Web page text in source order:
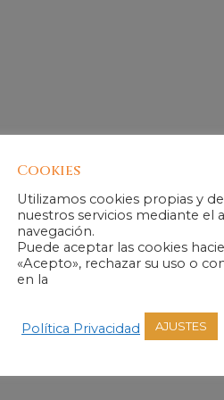
todos los que quieras.
para la realización del
los envolvimientos».
489939 para concertar tu cita.
9h a 21h con al menos 72 h
cupón en el plazo de 14 días
de la compra, aunque si
Cookies
Utilizamos cookies propias y
nuestros servicios mediante el
navegación.
Puede aceptar las cookies
«Acepto», rechazar su uso o
en la
Política Privacidad AJUSTES